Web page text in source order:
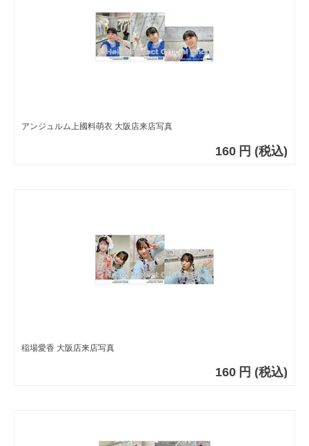
アンジュルム上國料萌衣 大阪店来店写真
160 円 (税込)
稲場愛香 大阪店来店写真
160 円 (税込)